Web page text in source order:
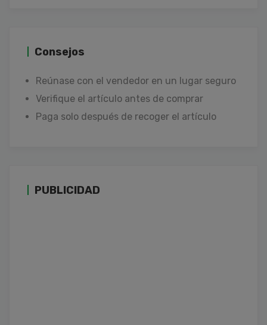
Consejos
Reúnase con el vendedor en un lugar seguro
Verifique el artículo antes de comprar
Paga solo después de recoger el artículo
PUBLICIDAD